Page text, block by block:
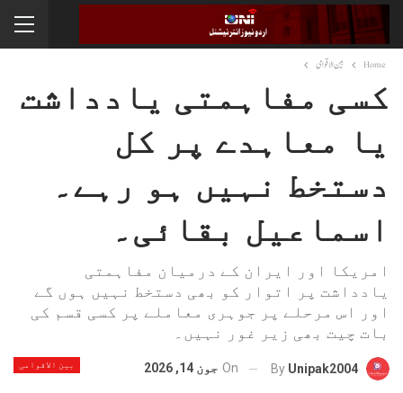
Home بین الاقوامی
کسی مفاہمتی یادداشت
یا معاہدے پر کل
دستخط نہیں ہو رہے۔
اسماعیل بقائی۔
امریکا اور ایران کے درمیان مفاہمتی
یادداشت پر اتوار کو بھی دستخط نہیں ہوں گے
اور اس مرحلے پر جوہری معاملے پر کسی قسم کی
بات چیت بھی زیر غور نہیں۔
بین الاقوامی By Unipak2004
On جون 14, 2026